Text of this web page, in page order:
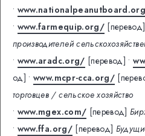
•
• www.farmequip.org/ [перевод]
производителей
• www.aradc.org/ [перевод] •
од] •www.mcpr-cca.org/
торговцев / сельское хозяйство
• www.mgex.com/ [перевод]
• www.ffa.org/ [перевод]